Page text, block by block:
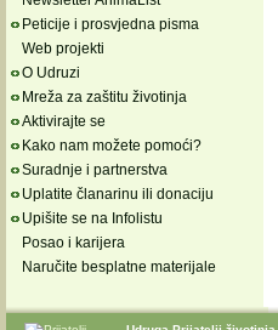
Peticije i prosvjedna pisma
Web projekti
O Udruzi
Mreža za zaštitu životinja
Aktivirajte se
Kako nam možete pomoći?
Suradnje i partnerstva
Uplatite članarinu ili donaciju
Upišite se na Infolistu
Posao i karijera
Naručite besplatne materijale